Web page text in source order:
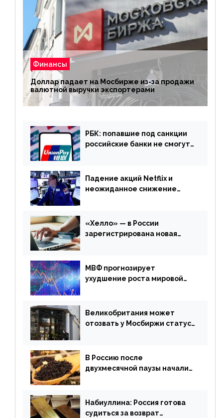
Финансы
Доллар падает на Мосбирже из-за продажи
валютной выручки экспортерами
РБК: попавшие под санкции
российские банки не смогут
Падение акций Netflix и
неожиданное снижение
апреля
«Хелло» — в России
зарегистрирована новая
МВФ прогнозирует
ухудшение роста мировой
апреля
Великобритания может
отозвать у Мосбиржи статус
В Россию после
двухмесячной паузы начали
Набиуллина: Россия готова
судиться за возврат